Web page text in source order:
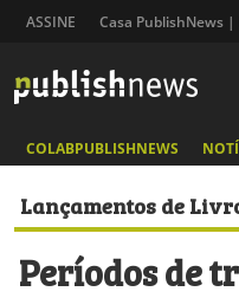
ASSINE Casa PublishNews |
COLABPUBLISHNEWS
Lançamentos de
Períodos de